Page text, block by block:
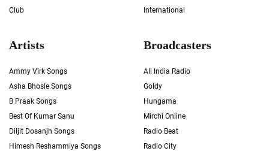
Club
International
Artists
Ammy Virk Songs
Asha Bhosle Songs
B Praak Songs
Best Of Kumar Sanu
Diljit Dosanjh Songs
Himesh Reshammiya Songs
Broadcasters
All India Radio
Goldy
Hungama
Mirchi Online
Radio Beat
Radio City